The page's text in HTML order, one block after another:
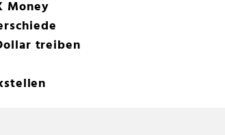
Money
treiben